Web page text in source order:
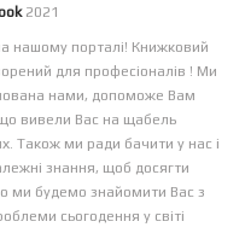
2021
нашому порталі! Книжковий
для професіоналів ! Ми
нами, допоможе Вам
вивели Вас на щабель
Також ми ради бачити у нас і
знання, щоб досягти
ми будемо знайомити Вас з
сьогодення у світі